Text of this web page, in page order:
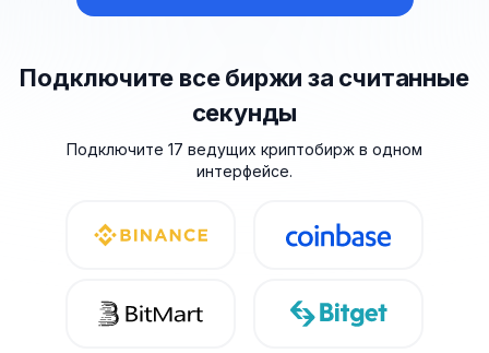
Подключите все биржи за считанные
секунды
Подключите 17 ведущих криптобирж в одном
интерфейсе.